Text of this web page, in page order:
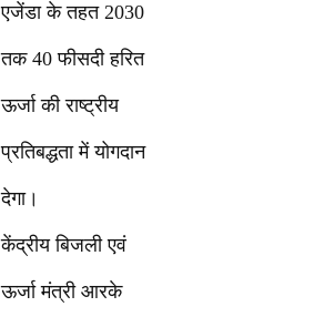
एजेंडा के तहत 2030
तक 40 फीसदी हरित
ऊर्जा की राष्ट्रीय
प्रतिबद्धता में योगदान
देगा।
केंद्रीय बिजली एवं
ऊर्जा मंत्री आरके